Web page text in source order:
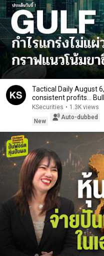
Tactical Daily August
consistent profits…
KSecurities • 1.3K views
New
Auto-dubbed